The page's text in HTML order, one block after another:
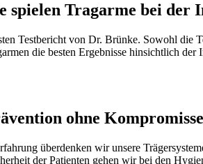
spielen Tragarme bei
Testbericht von Dr. Brünke. Sowohl die
die besten Ergebnisse hinsichtlich
ohne Kompromisse
überdenken wir unsere
der Patienten gehen wir bei den